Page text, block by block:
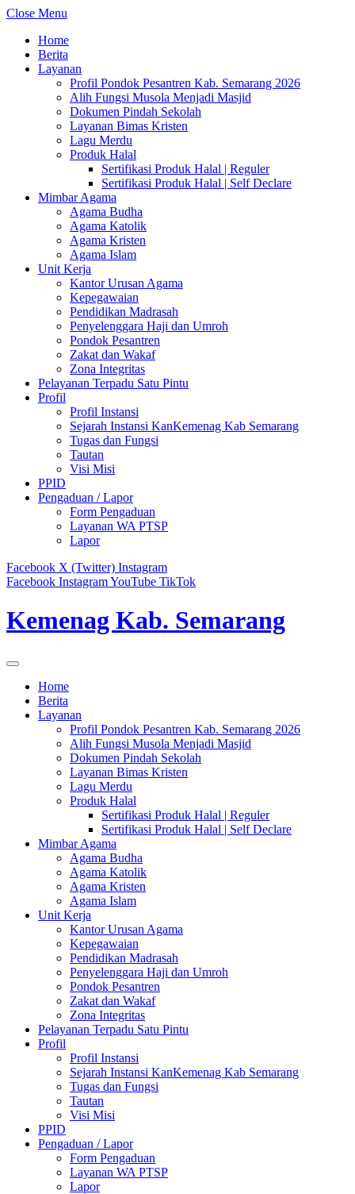
Close Menu
Home
Berita
Layanan
Profil Pondok Pesantren Kab. Semarang 2026
Alih Fungsi Musola Menjadi Masjid
Dokumen Pindah Sekolah
Layanan Bimas Kristen
Lagu Merdu
Produk Halal
Sertifikasi Produk Halal | Reguler
Sertifikasi Produk Halal | Self Declare
Mimbar Agama
Agama Budha
Agama Katolik
Agama Kristen
Agama Islam
Unit Kerja
Kantor Urusan Agama
Kepegawaian
Pendidikan Madrasah
Penyelenggara Haji dan Umroh
Pondok Pesantren
Zakat dan Wakaf
Zona Integritas
Pelayanan Terpadu Satu Pintu
Profil
Profil Instansi
Sejarah Instansi KanKemenag Kab Semarang
Tugas dan Fungsi
Tautan
Visi Misi
PPID
Pengaduan / Lapor
Form Pengaduan
Layanan WA PTSP
Lapor
Facebook X (Twitter) Instagram
Facebook InstagramYouTube TikTok
Kemenag Kab. Semarang
Home
Berita
Layanan
Profil Pondok Pesantren Kab. Semarang 2026
Alih Fungsi Musola Menjadi Masjid
Dokumen Pindah Sekolah
Layanan Bimas Kristen
Lagu Merdu
Produk Halal
Sertifikasi Produk Halal | Reguler
Sertifikasi Produk Halal | Self Declare
Mimbar Agama
Agama Budha
Agama Katolik
Agama Kristen
Agama Islam
Unit Kerja
Kantor Urusan Agama
Kepegawaian
Pendidikan Madrasah
Penyelenggara Haji dan Umroh
Pondok Pesantren
Zakat dan Wakaf
Zona Integritas
Pelayanan Terpadu Satu Pintu
Profil
Profil Instansi
Sejarah Instansi KanKemenag Kab Semarang
Tugas dan Fungsi
Tautan
Visi Misi
PPID
Pengaduan / Lapor
Form Pengaduan
Layanan WA PTSP
Lapor